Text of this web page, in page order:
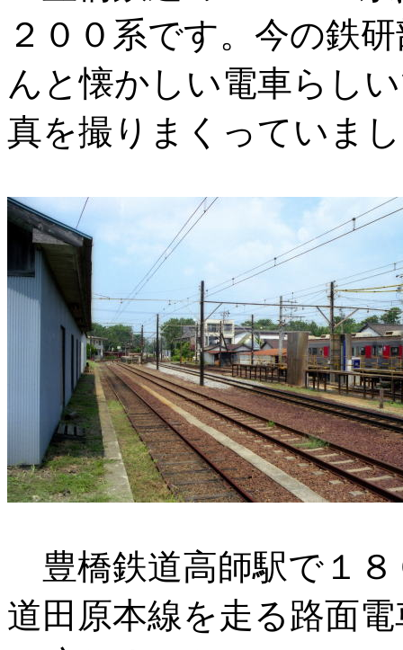
２００系です。今の鉄
んと懐かしい電車らし
真を撮りまくっていま
豊橋鉄道高師駅で１８
道田原本線を走る路面